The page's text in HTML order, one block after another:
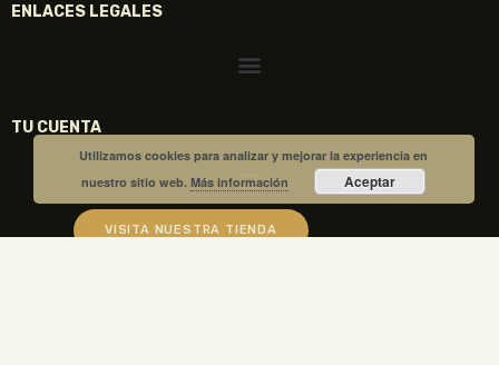
ENLACES LEGALES
TU CUENTA
VISITA NUESTRA TIENDA
Utilizamos cookies para analizar y mejorar la experiencia en
nuestro sitio web.Más información Aceptar